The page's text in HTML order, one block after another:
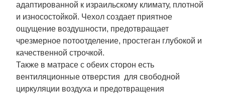
адаптированной к израильскому климату, плотной
и износостойкой. Чехол создает приятное
ощущение воздушности, предотвращает
чрезмерное потоотделение, простеган глубокой и
качественной строчкой.
Также в матрасе с обеих сторон есть
вентиляционные отверстия для свободной
циркуляции воздуха и предотвращения